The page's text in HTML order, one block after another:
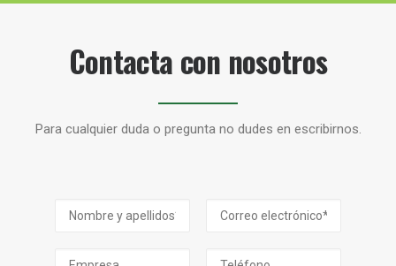
Contacta con nosotros
Para cualquier duda o pregunta no dudes en escribirnos.